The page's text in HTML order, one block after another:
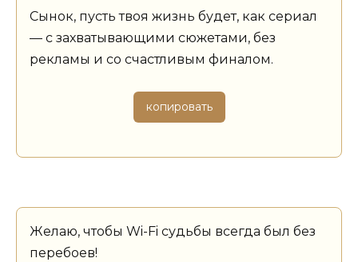
Сынок, пусть твоя жизнь будет, как сериал
— с захватывающими сюжетами, без
рекламы и со счастливым финалом.
копировать
Желаю, чтобы Wi-Fi судьбы всегда был без
перебоев!